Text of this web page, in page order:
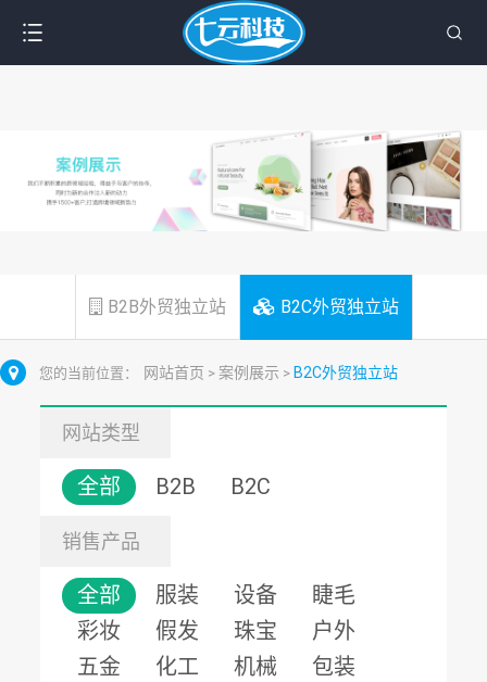
B2B外贸独立站 B2C外贸独立站
您的当前位置： 网站首页 > 案例展示 > B2C外贸独立站
网站类型
全部 B2B B2C
销售产品
全部 服装 设备
睫毛
彩妆
假发 珠宝
户外
五金
化工 机械
包装